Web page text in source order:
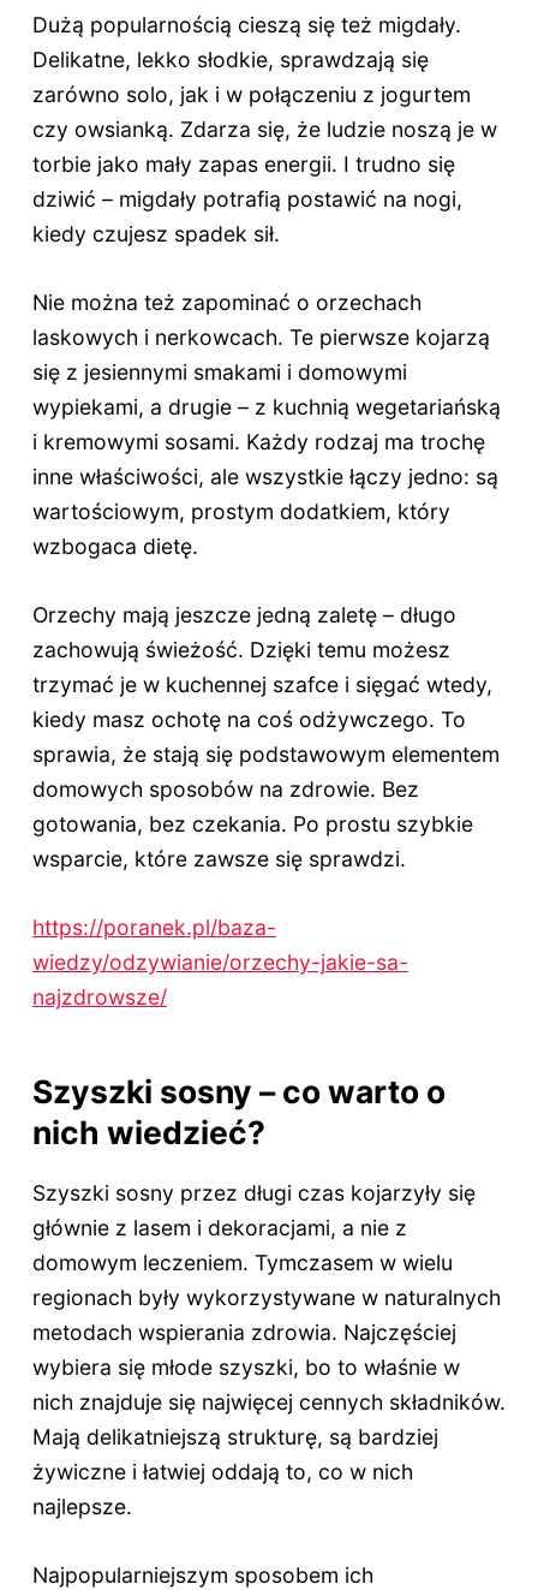
Dużą popularnością cieszą się też migdały.
Delikatne, lekko słodkie, sprawdzają się
zarówno solo, jak i w połączeniu z jogurtem
czy owsianką. Zdarza się, że ludzie noszą je w
torbie jako mały zapas energii. I trudno się
dziwić – migdały potrafią postawić na nogi,
kiedy czujesz spadek sił.
Nie można też zapominać o orzechach
laskowych i nerkowcach. Te pierwsze kojarzą
się z jesiennymi smakami i domowymi
wypiekami, a drugie – z kuchnią wegetariańską
i kremowymi sosami. Każdy rodzaj ma trochę
inne właściwości, ale wszystkie łączy jedno: są
wartościowym, prostym dodatkiem, który
wzbogaca dietę.
Orzechy mają jeszcze jedną zaletę – długo
zachowują świeżość. Dzięki temu możesz
trzymać je w kuchennej szafce i sięgać wtedy,
kiedy masz ochotę na coś odżywczego. To
sprawia, że stają się podstawowym elementem
domowych sposobów na zdrowie. Bez
gotowania, bez czekania. Po prostu szybkie
wsparcie, które zawsze się sprawdzi.
https://poranek.pl/baza-
wiedzy/odzywianie/orzechy-jakie-sa-
najzdrowsze/
Szyszki sosny – co warto o
nich wiedzieć?
Szyszki sosny przez długi czas kojarzyły się
głównie z lasem i dekoracjami, a nie z
domowym leczeniem. Tymczasem w wielu
regionach były wykorzystywane w naturalnych
metodach wspierania zdrowia. Najczęściej
wybiera się młode szyszki, bo to właśnie w
nich znajduje się najwięcej cennych składników.
Mają delikatniejszą strukturę, są bardziej
żywiczne i łatwiej oddają to, co w nich
najlepsze.
Najpopularniejszym sposobem ich